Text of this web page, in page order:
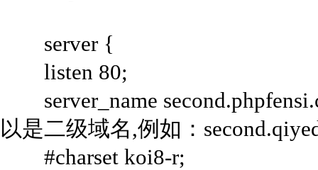
server {
listen 80;
server_name
以是二级域名,例如：
#charset koi8-r;